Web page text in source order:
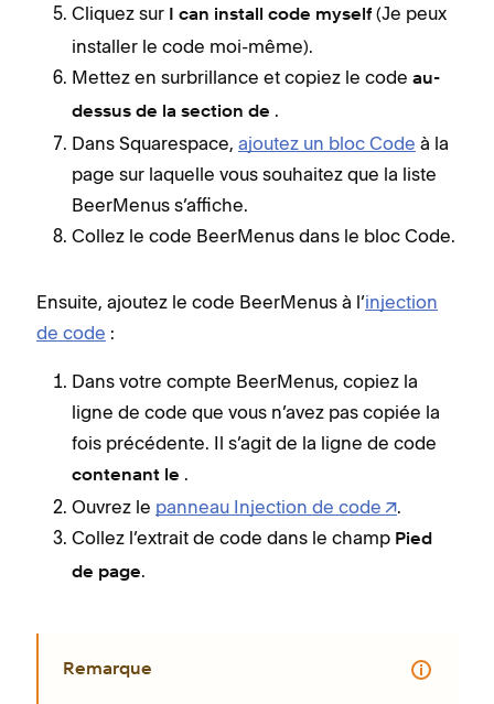
Cliquez sur
I can install code myself (Je peux
installer le code moi-même).
Mettez en surbrillance et copiez le code au-
dessus de la section de .
Dans Squarespace, ajoutez un bloc Code à la
page sur laquelle vous souhaitez que la liste
BeerMenus s’affiche.
Collez le code BeerMenus dans le bloc Code.
Ensuite, ajoutez le code BeerMenus à l’injection
de code :
Dans votre compte BeerMenus, copiez la
ligne de code que vous n’avez pas copiée la
fois précédente. Il s’agit de la ligne de code
contenant le .
Ouvrez le panneau Injection de code
.
Collez l’extrait de code dans le champ Pied
de page.
Remarque